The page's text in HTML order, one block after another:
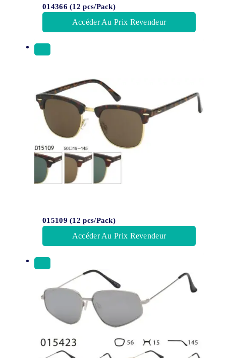
014366 (12 pcs/Pack)
Accéder Au Prix Revendeur
015109 (12 pcs/Pack)
Accéder Au Prix Revendeur